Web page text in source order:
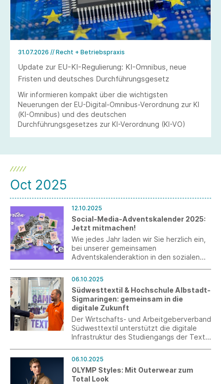
31.07.2026 // Recht + Betriebspraxis
Update zur EU-KI-Regulierung: KI-Omnibus, neue
Fristen und deutsches Durchführungsgesetz
Wir informieren kompakt über die wichtigsten
Neuerungen der EU-Digital-Omnibus-Verordnung zur KI
(KI-Omnibus) und des deutschen
Durchführungsgesetzes zur KI-Verordnung (KI-VO)
Oct 2025
12.10.2025
Social-Media-Adventskalender 2025:
Jetzt mitmachen!
Wie jedes Jahr laden wir Sie herzlich ein,
bei unserer gemeinsamen
Adventskalenderaktion in den sozialen
dem Motto „Postkarten aus der TEXHUB
WORLD“.
06.10.2025
Südwesttextil & Hochschule Albstadt-
Sigmaringen: gemeinsam in die
digitale Zukunft
Der Wirtschafts- und Arbeitgeberverband
Südwesttextil unterstützt die digitale
Infrastruktur des Studiengangs der Textil-
einem großzügigen Sponsoring.
06.10.2025
OLYMP Styles: Mit Outerwear zum
Total Look